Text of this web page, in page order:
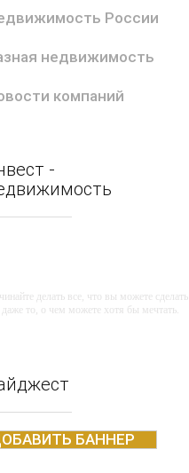
России
недвижимость
компаний
-
делать все, что вы можете сделать
даже то, о чем можете хотя бы мечтать.
той жизнью, которую вы сами себе
придумали.
БАННЕР